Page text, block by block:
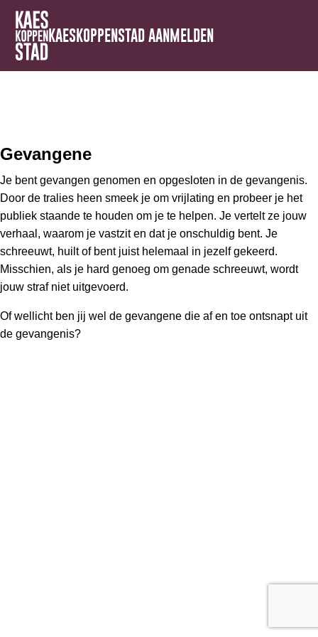
KAESKOPPENSTAD AANMELDEN
Gevangene
Je bent gevangen genomen en opgesloten in de gevangenis.
Door de tralies heen smeek je om vrijlating en probeer je het
publiek staande te houden om je te helpen. Je vertelt ze jouw
verhaal, waarom je vastzit en dat je onschuldig bent. Je
schreeuwt, huilt of bent juist helemaal in jezelf gekeerd.
Misschien, als je hard genoeg om genade schreeuwt, wordt
jouw straf niet uitgevoerd.
Of wellicht ben jij wel de gevangene die af en toe ontsnapt uit
de gevangenis?